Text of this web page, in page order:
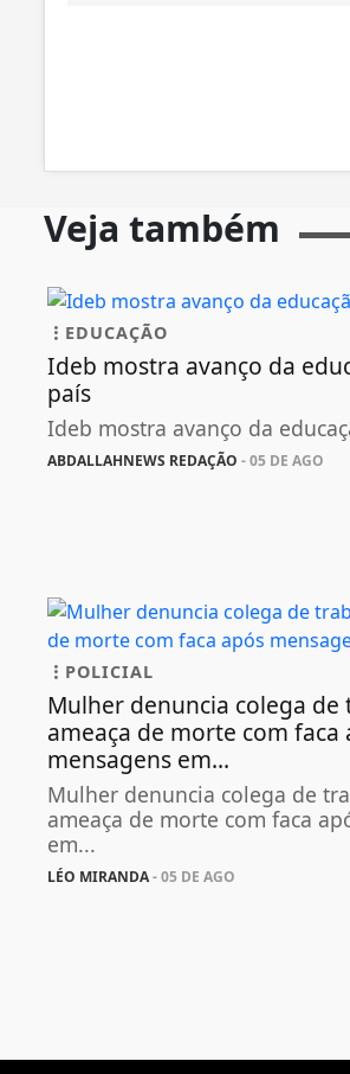
Veja também
EDUCAÇÃO
Ideb mostra avanço da
país
Ideb mostra avanço da
ABDALLAHNEWS REDAÇÃO - 05 DE AGO
POLICIAL
Mulher denuncia colega
ameaça de morte com faca
mensagens em...
Mulher denuncia colega de
ameaça de morte com faca
em...
LÉO MIRANDA- 05 DE AGO